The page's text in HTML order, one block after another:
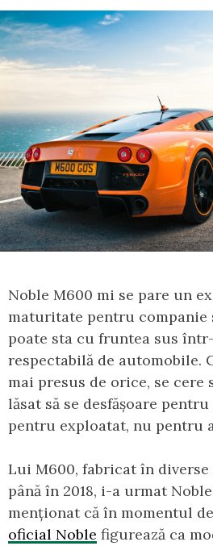
Noble M600 mi se pare un
maturitate pentru companie
poate sta cu fruntea sus
respectabilă de automobile.
mai presus de orice, se cere
lăsat să se desfășoare
pentru exploatat, nu pentru
Lui M600, fabricat în
până în 2018, i-a urmat
menționat că în momentul
oficial Noble figurează ca